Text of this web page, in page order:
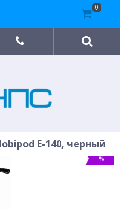
E-140, черный
%
0